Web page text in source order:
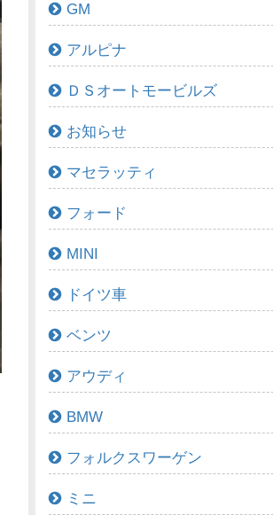
GM
アルピナ
ＤＳオートモービルズ
お知らせ
マセラッティ
フォード
MINI
ドイツ車
ベンツ
アウディ
BMW
フォルクスワーゲン
ミニ